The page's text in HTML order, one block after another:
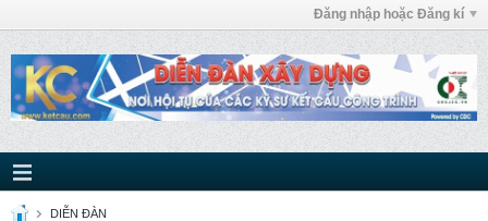
Đăng nhập hoặc Đăng kí
DIỄN ĐÀN